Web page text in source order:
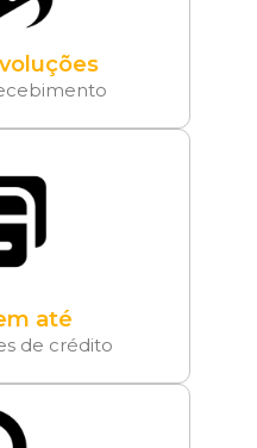
até
de crédito